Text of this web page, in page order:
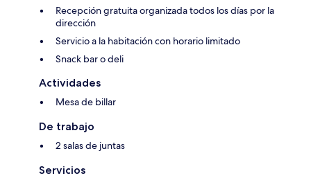
Recepción gratuita organizada todos los días por la
dirección
Servicio a la habitación con horario limitado
Snack bar o deli
Actividades
Mesa de billar
De trabajo
2 salas de juntas
Servicios